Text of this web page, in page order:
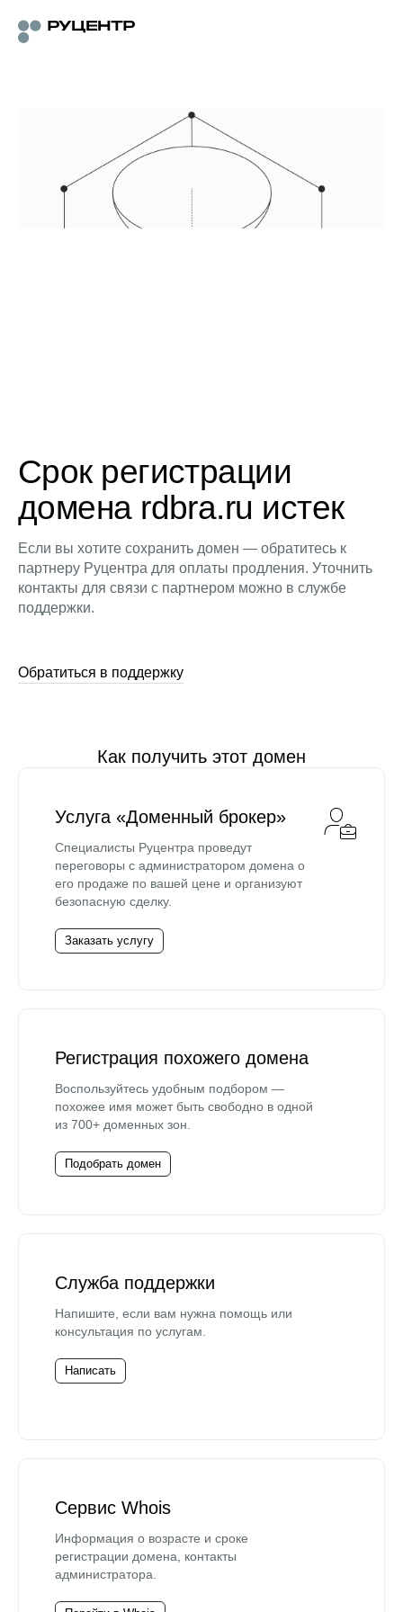
Срок регистрации
домена rdbra.ru истек
Если вы хотите сохранить домен — обратитесь к
партнеру Руцентра для оплаты продления. Уточнить
контакты для связи с партнером можно в службе
поддержки.
Обратиться в поддержку
Как получить этот домен
Услуга «Доменный брокер»
Специалисты Руцентра проведут
переговоры с администратором домена о
его продаже по вашей цене и организуют
безопасную сделку.
Заказать услугу
Регистрация похожего домена
Воспользуйтесь удобным подбором —
похожее имя может быть свободно в одной
из 700+ доменных зон.
Подобрать домен
Служба поддержки
Напишите, если вам нужна помощь или
консультация по услугам.
Написать
Сервис Whois
Информация о возрасте и сроке
регистрации домена, контакты
администратора.